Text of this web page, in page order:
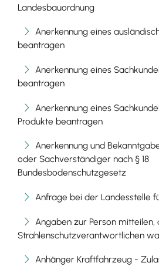
Landesbauordnung
Anerkennung eines
beantragen
Anerkennung eines
beantragen
Anerkennung eines
Produkte beantragen
Anerkennung und
oder Sachverständiger nach § 18
Bundesbodenschutzgesetz
Anfrage bei der Landesstelle
Angaben zur Person
Strahlenschutzverantwortlichen
Anhänger Kraftfahrzeug -